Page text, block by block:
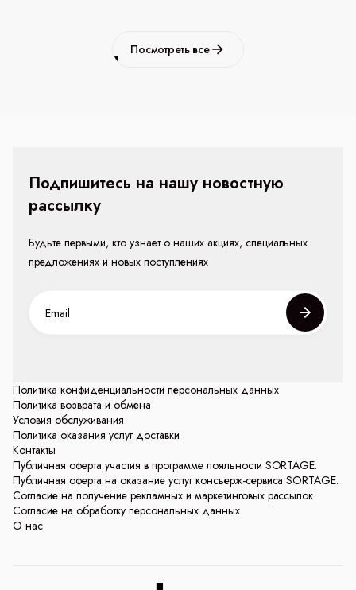
Посмотреть все
Политика конфиденциальности персональных данных
Политика возврата и обмена
Условия обслуживания
Политика оказания услуг доставки
Контакты
Публичная оферта участия в программе лояльности SORTAGE.
Публичная оферта на оказание услуг консьерж-сервиса SORTAGE.
Согласие на получение рекламных и маркетинговых рассылок
Согласие на обработку персональных данных
О нас
Подпишитесь на нашу новостную
рассылку
Будьте первыми, кто узнает о наших акциях, специальных
предложениях и новых поступлениях